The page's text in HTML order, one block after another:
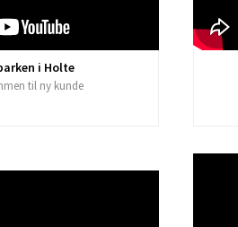
i Holte
til ny kunde